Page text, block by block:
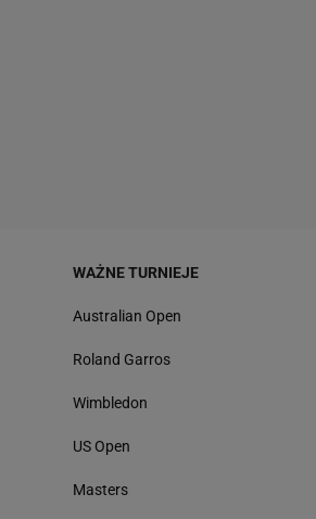
WAŻNE TURNIEJE
Australian Open
Roland Garros
Wimbledon
US Open
Masters